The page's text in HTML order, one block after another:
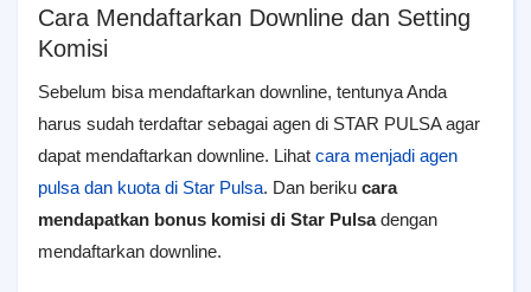
Cara Mendaftarkan Downline dan Setting
Komisi
Sebelum bisa mendaftarkan downline, tentunya Anda
harus sudah terdaftar sebagai agen di STAR PULSA agar
dapat mendaftarkan downline. Lihat cara menjadi agen
pulsa dan kuota di Star Pulsa. Dan beriku cara
mendapatkan bonus komisi di Star Pulsadengan
mendaftarkan downline.